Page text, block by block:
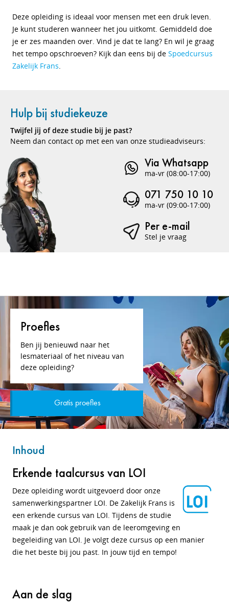
Deze opleiding is ideaal voor mensen met een druk leven.
Je kunt studeren wanneer het jou uitkomt. Gemiddeld doe
je er zes maanden over. Vind je dat te lang? En wil je graag
het tempo opschroeven? Kijk dan eens bij de Spoedcursus
Zakelijk Frans.
Hulp bij studiekeuze
Twijfel jij of deze studie bij je past?
Neem dan contact op met een van onze studieadviseurs:
Via Whatsapp
ma-vr (08:00-17:00)
071 750 10 10
ma-vr (09:00-17:00)
Per e-mail
Stel je vraag
Proefles
Ben jij benieuwd naar het
lesmateriaal of het niveau van
deze opleiding?
Gratis proefles
Inhoud
Erkende taalcursus van LOI
Deze opleiding wordt uitgevoerd door onze
samenwerkingspartner LOI. De Zakelijk Frans is
een erkende cursus van LOI. Tijdens de studie
maak je dan ook gebruik van de leeromgeving en
begeleiding van LOI. Je volgt deze cursus op een manier
die het beste bij jou past. In jouw tijd en tempo!
Aan de slag